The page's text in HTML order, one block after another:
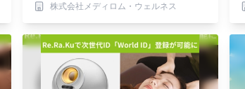
株式会社メディロム・ウェルネス